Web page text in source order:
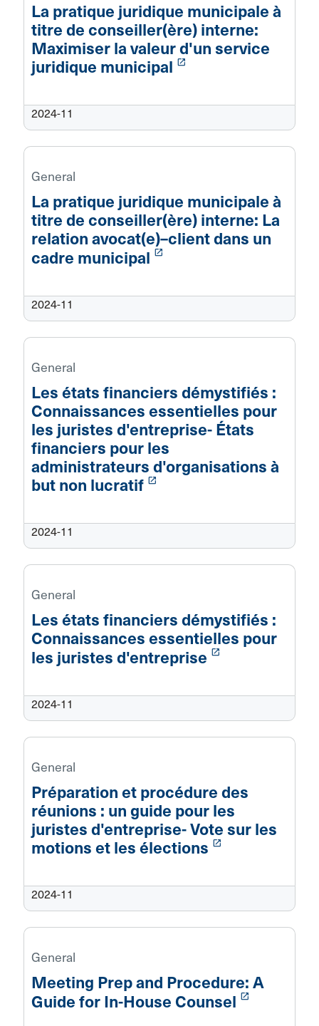
La pratique juridique municipale à
titre de conseiller(ère) interne:
Maximiser la valeur d'un service
juridique municipal launch
2024-11
General
La pratique juridique municipale à
titre de conseiller(ère) interne: La
relation avocat(e)–client dans un
cadre municipal launch
2024-11
General
Les états financiers démystifiés :
Connaissances essentielles pour
les juristes d'entreprise- États
financiers pour les
administrateurs d'organisations à
but non lucratif launch
2024-11
General
Les états financiers démystifiés :
Connaissances essentielles pour
les juristes d'entreprise launch
2024-11
General
Préparation et procédure des
réunions : un guide pour les
juristes d'entreprise- Vote sur les
motions et les élections launch
2024-11
General
Meeting Prep and Procedure: A
Guide for In-House Counsel launch